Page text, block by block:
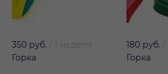
350 руб.
1 неделя
Горка
180 руб.
Горка